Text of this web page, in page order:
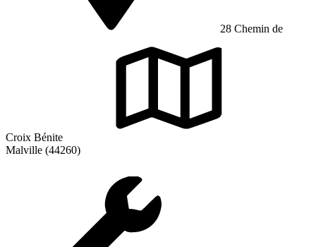
28 Chemin de
Croix Bénite
Malville (44260)